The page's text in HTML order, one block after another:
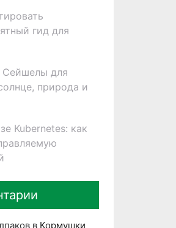
гид для
Сейшелы для
природа и
Kubernetes: как
в Кормушки